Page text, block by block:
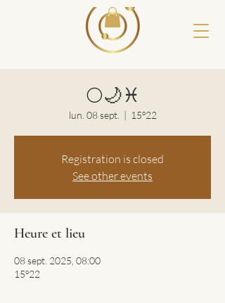
🌕🌙♓️
lun. 08 sept.
  |
15º22
Registration is closed
See other events
Heure et lieu
08 sept. 2025, 08:00
15º22